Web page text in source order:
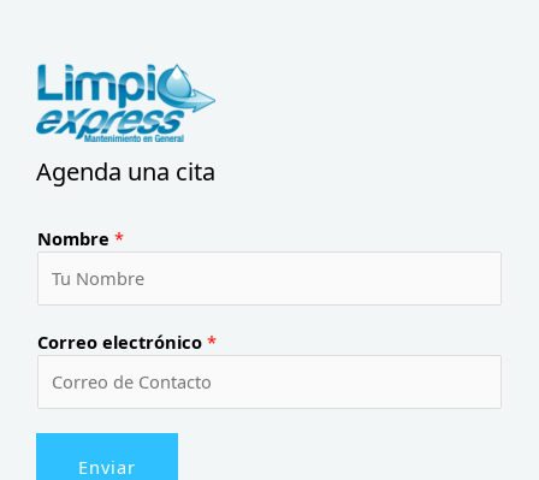
Agenda una cita
Nombre *
Correo electrónico *
Enviar